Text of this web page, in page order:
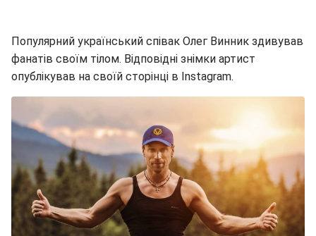
Популярний український співак Олег Винник здивував
фанатів своїм тілом. Відповідні знімки артист
опублікував на своїй сторінці в Instagram.